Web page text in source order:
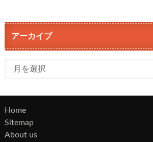
アーカイブ
Home
Sitemap
About us